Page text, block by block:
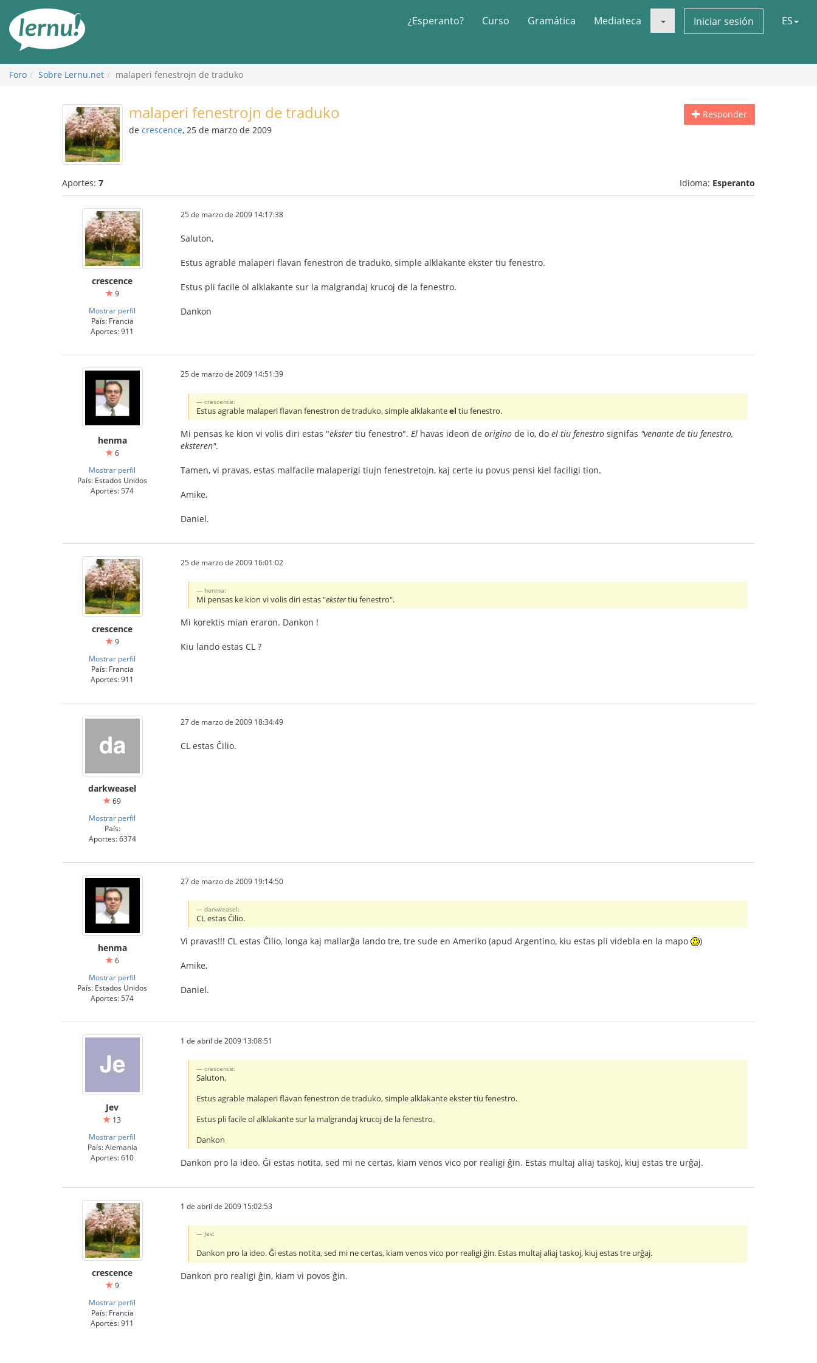
¿Esperanto? Curso Gramática Mediateca Iniciar sesión ES
Foro Sobre Lernu.net malaperi fenestrojn de traduko
Responder
malaperi fenestrojn de traduko
de crescence, 25 de marzo de 2009
Aportes: 7 Idioma: Esperanto
crescence
9
Mostrar perfil
País: Francia
Aportes: 911
25 de marzo de 2009 14:17:38
Saluton,
Estus agrable malaperi flavan fenestron de traduko, simple alklakante ekster tiu fenestro.
Estus pli facile ol alklakante sur la malgrandaj krucoj de la fenestro.
Dankon
henma
6
Mostrar perfil
País: Estados Unidos
Aportes: 574
25 de marzo de 2009 14:51:39
crescence:
Estus agrable malaperi flavan fenestron de traduko, simple alklakanteel tiu fenestro.
Mi pensas ke kion vi volis diri estas "ekster tiu fenestro". El havas ideon de origino de io, do el tiu fenestro signifas "venante de tiu fenestro,
eksteren".
Tamen, vi pravas, estas malfacile malaperigi tiujn fenestretojn, kaj certe iu povus pensi kiel faciligi tion.
Amike,
Daniel.
crescence
9
Mostrar perfil
País: Francia
Aportes: 911
25 de marzo de 2009 16:01:02
henma:
Mi pensas ke kion vi volis diri estas "ekstertiu fenestro".
Mi korektis mian eraron. Dankon !
Kiu lando estas CL ?
darkweasel
69
Mostrar perfil
País:
Aportes: 6374
27 de marzo de 2009 18:34:49
CL estas Ĉilio.
henma
6
Mostrar perfil
País: Estados Unidos
Aportes: 574
27 de marzo de 2009 19:14:50
darkweasel:
CL estas Ĉilio.
Vi pravas!!! CL estas Ĉilio, longa kaj mallarĝa lando tre, tre sude en Ameriko (apud Argentino, kiu estas pli videbla en la mapo )
Amike,
Daniel.
Jev
13
Mostrar perfil
País: Alemania
Aportes: 610
1 de abril de 2009 13:08:51
crescence:
Saluton,
Estus agrable malaperi flavan fenestron de traduko, simple alklakante ekster tiu fenestro.
Estus pli facile ol alklakante sur la malgrandaj krucoj de la fenestro.
Dankon
Dankon pro la ideo. Ĝi estas notita, sed mi ne certas, kiam venos vico por realigi ĝin. Estas multaj aliaj taskoj, kiuj estas tre urĝaj.
crescence
9
Mostrar perfil
País: Francia
Aportes: 911
1 de abril de 2009 15:02:53
Jev:
Dankon pro la ideo. Ĝi estas notita, sed mi ne certas, kiam venos vico por realigi ĝin. Estas multaj aliaj taskoj, kiuj estas tre urĝaj.
Dankon pro realigi ĝin, kiam vi povos ĝin.